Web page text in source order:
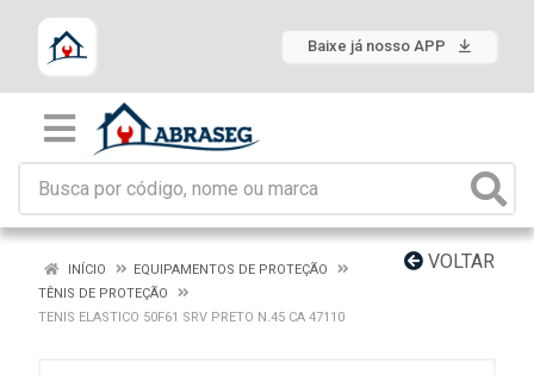
Baixe já nosso APP
VOLTAR
INÍCIO
EQUIPAMENTOS DE PROTEÇÃO
TÊNIS DE PROTEÇÃO
TENIS ELASTICO 50F61 SRV PRETO N.45 CA 47110